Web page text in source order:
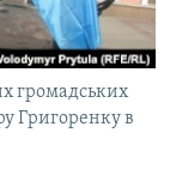
громадських
Григоренку в